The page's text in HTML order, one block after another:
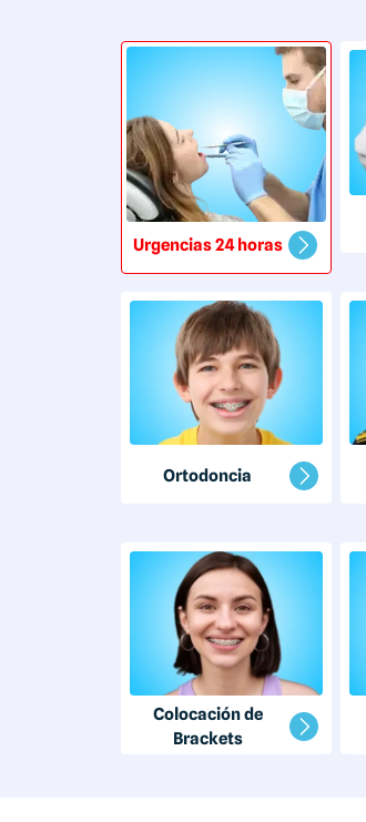
Urgencias 24 horas
Ortodoncia
Colocación de
Brackets